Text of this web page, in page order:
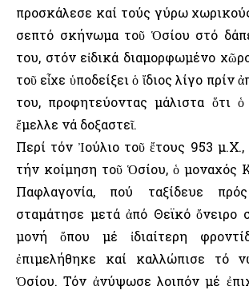
προσκάλεσε καί τούς γύρω
σεπτό σκήνωμα τοῦ Ὁσίου στό
του, στόν εἰδικά διαμορφωμένο
τοῦ εἶχε ὑποδείξει ὁ ἴδιος λίγο πρίν
του, προφητεύοντας μάλιστα ὅτι ὁ
ἔμελλε νά δοξαστεῖ.
Περί τόν Ἰούλιο τοῦ ἔτους 953 μ.Χ.,
τήν κοίμηση τοῦ Ὁσίου, ὁ μοναχός
Παφλαγονία, πού ταξίδευε
σταμάτησε μετά ἀπό Θεϊκό ὄνειρο
μονή ὅπου μέ ἰδιαίτερη
ἐπιμελήθηκε καί καλλώπισε τό
Ὁσίου. Τόν ἀνύψωσε λοιπόν μέ